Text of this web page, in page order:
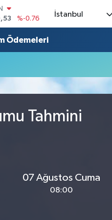
%-0.76
%0.16
%0.07
%70
İstanbul
Ödemeleri
Tahmini
07 Ağustos Cuma
08:00